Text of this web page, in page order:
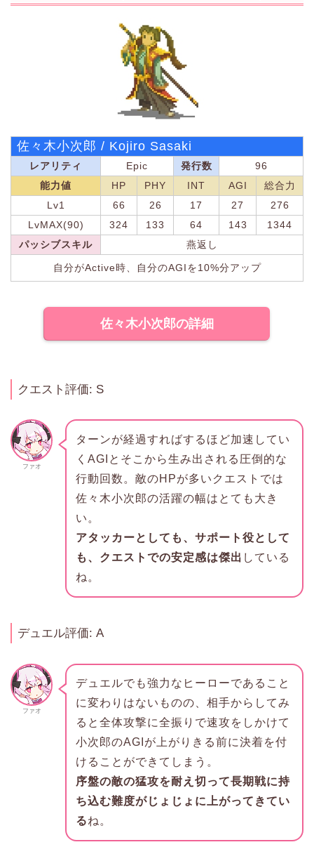
佐々木小次郎 / Kojiro Sasaki
レアリティ Epic 発行数
96
能力値
HP PHY INT AGI
総合力
Lv1
66 26 17 27
276
LvMAX(90)
324 133 64 143
1344
パッシブスキル
燕返し
自分がActive時、自分のAGIを10%分アップ
佐々木小次郎の詳細
クエスト評価: S
ファオ
ターンが経過すればするほど加速してい
くAGIとそこから生み出される圧倒的な
行動回数。敵のHPが多いクエストでは
佐々木小次郎の活躍の幅はとても大き
い。
アタッカーとしても、サポート役として
も、クエストでの安定感は傑出 している
ね。
デュエル評価: A
ファオ
デュエルでも強力なヒーローであること
に変わりはないものの、相手からしてみ
ると全体攻撃に全振りで速攻をしかけて
小次郎のAGIが上がりきる前に決着を付
けることができてしまう。
序盤の敵の猛攻を耐え切って長期戦に持
ち込む難度がじょじょに上がってきてい
るね。